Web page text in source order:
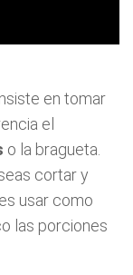
en tomar
el
o la bragueta.
cortar y
usar como
las porciones